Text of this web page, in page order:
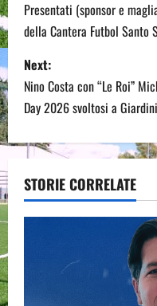
o
s
t
n
a
v
i
Presentati (sponsor e
della Cantera Futbol Santo
Next:
Nino Costa con “Le Roi”
Day 2026 svoltosi a
STORIE CORRELATE